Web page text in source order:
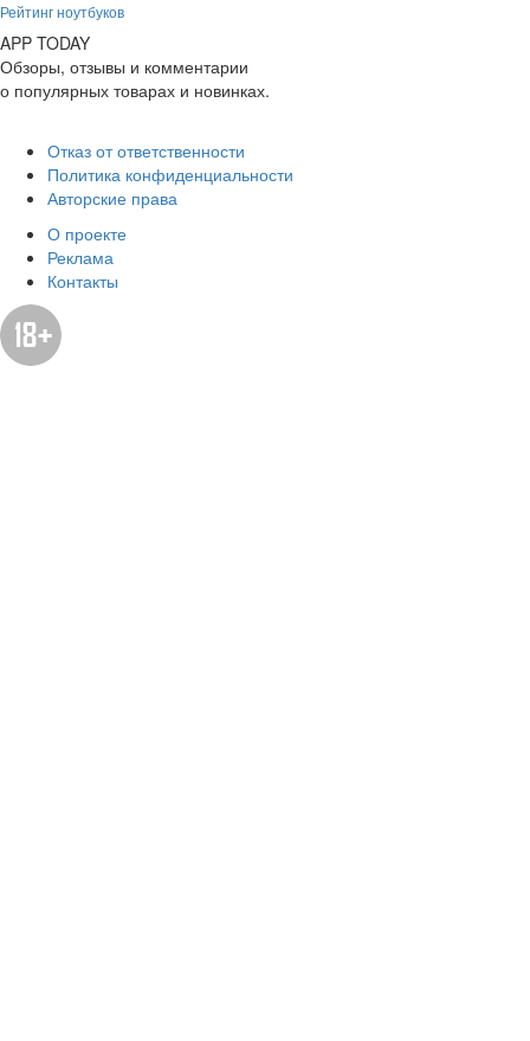
Рейтинг ноутбуков
APP TODAY
Обзоры, отзывы и комментарии
о популярных товарах и новинках.
Отказ от ответственности
Политика конфиденциальности
Авторские права
О проекте
Реклама
Контакты